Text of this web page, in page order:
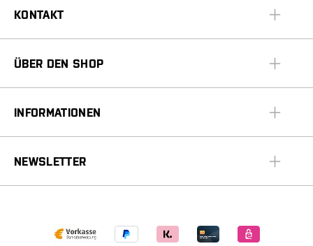
KONTAKT
ÜBER DEN SHOP
INFORMATIONEN
NEWSLETTER